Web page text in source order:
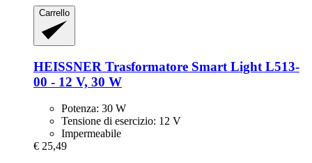
Carrello
HEISSNER Trasformatore Smart Light L513-​
00 -​ 12 V, 30 W
Potenza: 30 W
Tensione di esercizio: 12 V
Impermeabile
€ 25,49